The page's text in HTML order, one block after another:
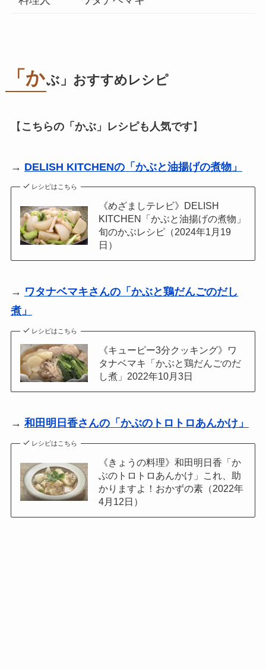
「かぶ」おすすめレシピ
【 こちらの「かぶ」レシピも人気です】
→ DELISH KITCHENの「かぶと油揚げの煮物」
レシピはこちら
《めざましテレビ》DELISH
KITCHEN「かぶと油揚げの煮物」
旬のかぶレシピ（2024年1月19
日）
→ ワタナベマキさんの「かぶと鶏だんごのだし
煮」
レシピはこちら
《キューピー3分クッキング》ワ
タナベマキ「かぶと鶏だんごのだ
し煮」2022年10月3日
→ 和田明日香さんの「かぶのトロトロあんかけ」
レシピはこちら
《きょうの料理》和田明日香「か
ぶのトロトロあんかけ」これ、助
かりますよ！おかずの素（2022年
4月12日）